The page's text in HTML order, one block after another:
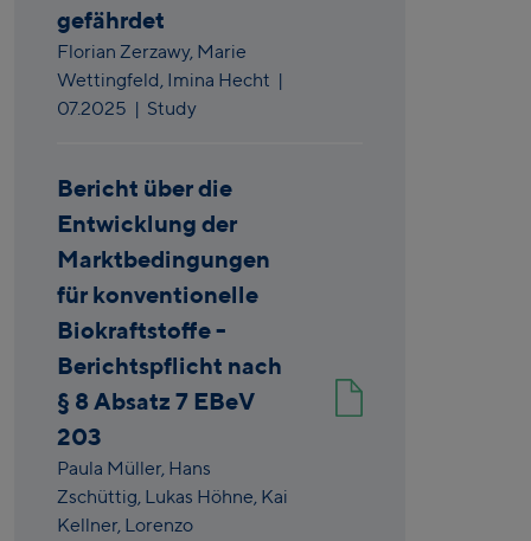
gefährdet
Florian Zerzawy, Marie
Wettingfeld, Imina Hecht |
07.2025 | Study
Bericht über die
Entwicklung der
Marktbedingungen
für konventionelle
Biokraftstoffe -
Berichtspflicht nach
§ 8 Absatz 7 EBeV
203
Paula Müller, Hans
Zschüttig, Lukas Höhne, Kai
Kellner, Lorenzo